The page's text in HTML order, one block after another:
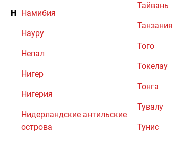
Н Намибия
Науру
Непал
Нигер
Нигерия
Нидерландские антильские
острова
Тайвань
Танзания
Того
Токелау
Тонга
Тувалу
Тунис